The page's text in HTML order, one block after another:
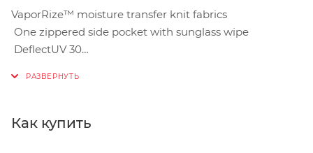
VaporRize™ moisture transfer knit fabrics
One zippered side pocket with sunglass wipe
DeflectUV 30
Как купить